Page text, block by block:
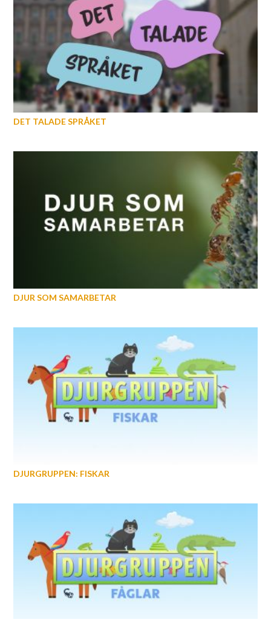
DET TALADE SPRÅKET
DJUR SOM SAMARBETAR
DJURGRUPPEN: FISKAR